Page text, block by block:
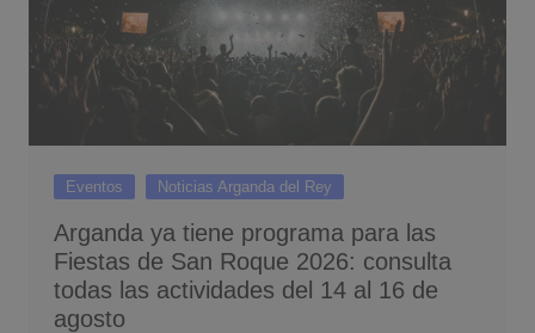
Eventos Noticias Arganda del Rey
Arganda ya tiene programa para las
Fiestas de San Roque 2026: consulta
todas las actividades del 14 al 16 de
agosto